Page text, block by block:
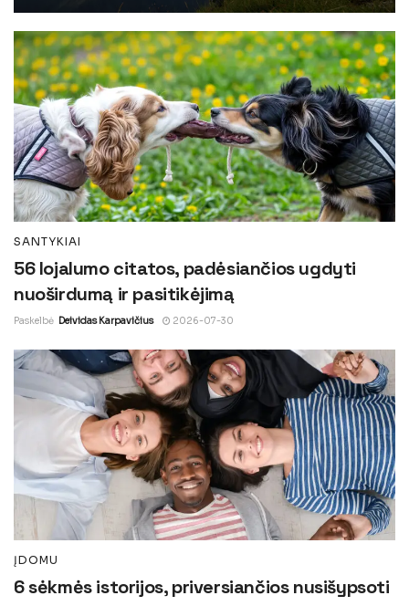
SANTYKIAI
56 lojalumo citatos, padėsiančios ugdyti
nuoširdumą ir pasitikėjimą
Paskelbė Deividas Karpavičius 2026-07-30
ĮDOMU
6 sėkmės istorijos, priversiančios nusišypsoti